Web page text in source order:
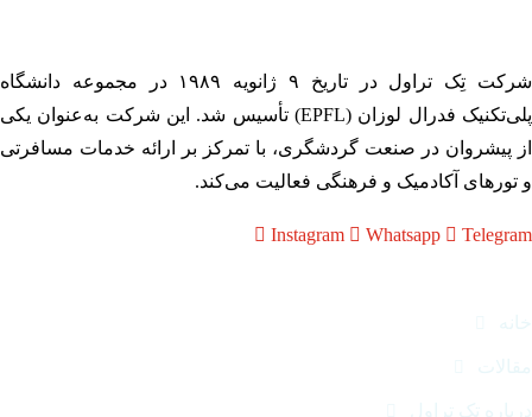
شرکت تِک تراول در تاریخ ۹ ژانویه ۱۹۸۹ در مجموعه دانشگاه
پلی‌تکنیک فدرال لوزان (EPFL) تأسیس شد. این شرکت به‌عنوان یکی
پیشروان در صنعت گردشگری، با تمرکز بر ارائه خدمات مسافرتی
آکادمیک و فرهنگی فعالیت می‌کند.
Instagram Whatsapp